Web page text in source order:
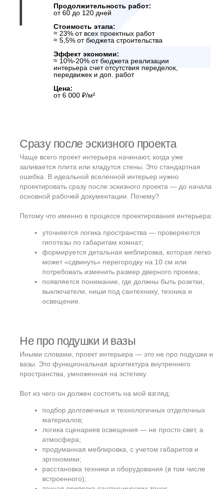
Когда утвержден эскизный проект и согласован интерьер,
можно переходить к архитектурному проектированию. Это
уже не про «что» и «зачем», а про «как» и «из чего» мы
построим дом. Причём не только сам дом, но и всё, что
Хороший архитектурный проект должен снять все вопросы,
которые могут возникнуть на стройке. И если делать его
правильно — с подключением инженеров и конструктора
ещё на этапе планировок — можно не только избежать
ошибок, но и окупить весь проект за счёт предотвращения
переделок.
Что включает в себя архитектурный
Архитектурный
проект — из чего
мы будем строить?
3
Лучше начинать:
После согласования эскиза и интерьерной
концепции.
Метод проектирования:
Предиктивный — фиксирует финальную
форму, конструктивную логику и
спецификации.
≈ 1,8% от бюджета строительства
Эффект экономии:
≈ 10%-20% от стоимости
расчетов материалов, контроля объема
работ
Цена: